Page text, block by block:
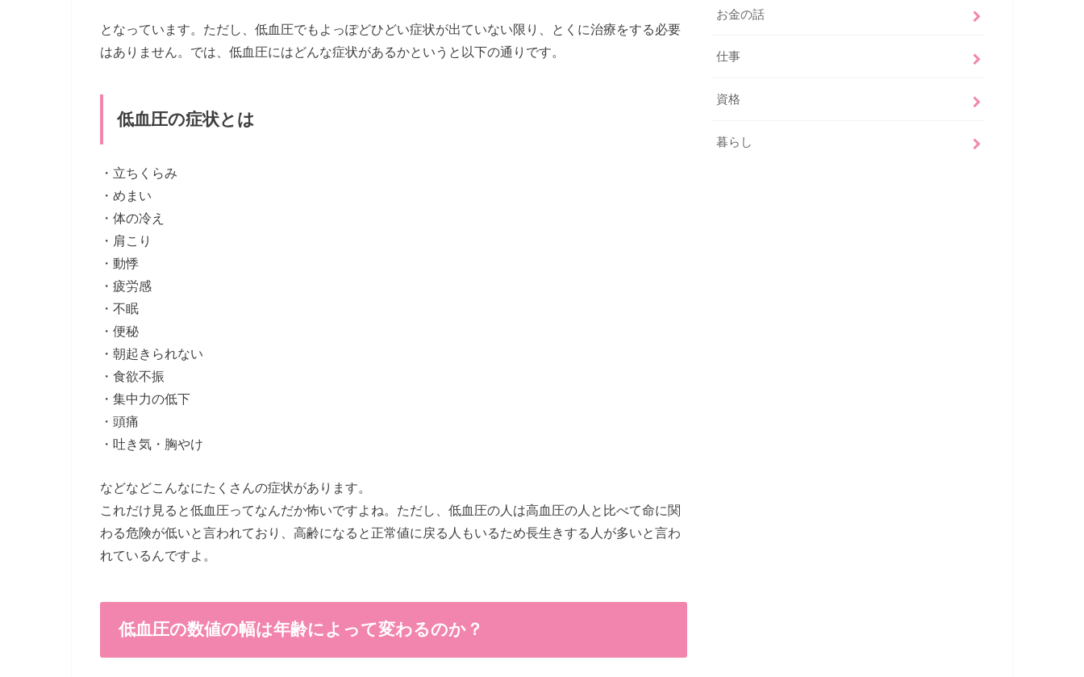
となっています。ただし、低血圧でもよっぽどひどい症状が出ていない限り、とくに治療をする必要
はありません。では、低血圧にはどんな症状があるかというと以下の通りです。
低血圧の症状とは
・立ちくらみ
・めまい
・体の冷え
・肩こり
・動悸
・疲労感
・不眠
・便秘
・朝起きられない
・食欲不振
・集中力の低下
・頭痛
・吐き気・胸やけ
などなどこんなにたくさんの症状があります。
これだけ見ると低血圧ってなんだか怖いですよね。ただし、低血圧の人は高血圧の人と比べて命に関
わる危険が低いと言われており、高齢になると正常値に戻る人もいるため長生きする人が多いと言わ
れているんですよ。
低血圧の数値の幅は年齢によって変わるのか？
お金の話
仕事
資格
暮らし